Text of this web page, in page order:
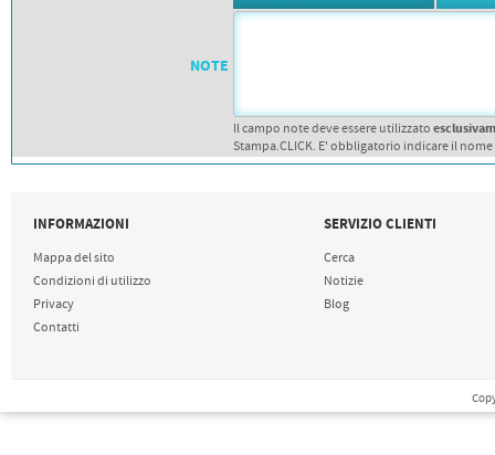
NOTE
Il campo note deve essere utilizzato
Stampa.CLICK. E' obbligatorio indicare il
INFORMAZIONI
Mappa del sito
Condizioni di utilizzo
Privacy
Contatti
SERVIZIO CLIENTI
Cerca
Notizie
Blog